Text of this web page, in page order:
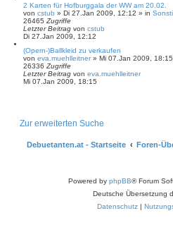
2 Karten für Hofburggala der WW am 20.02.
von cstub » Di 27.Jan 2009, 12:12 » in
26465 Zugriffe
Letzter Beitrag von cstub
Di 27.Jan 2009, 12:12
(Opern-)Ballkleid zu verkaufen
von eva.muehlleitner» Mi 07.Jan 2009, 18:15
26336 Zugriffe
Letzter Beitrag von eva.muehlleitner
Mi 07.Jan 2009, 18:15
Zur erweiterten Suche
Debuetanten.at - Startseite Foren-
Powered by phpBB® Forum
Deutsche Übersetzung
Datenschutz |